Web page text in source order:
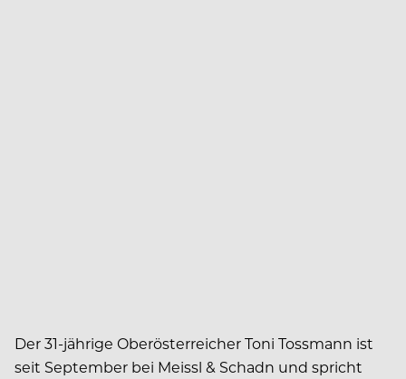
Der 31-jährige Oberösterreicher Toni Tossmann ist
seit September bei Meissl & Schadn und spricht